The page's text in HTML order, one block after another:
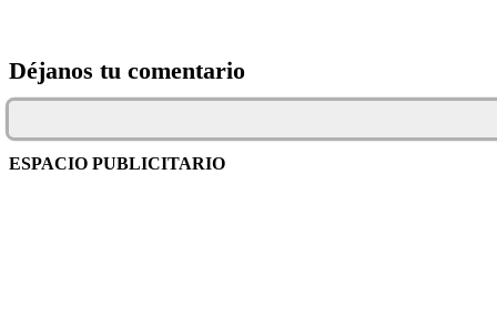
Déjanos tu comentario
ESPACIO PUBLICITARIO